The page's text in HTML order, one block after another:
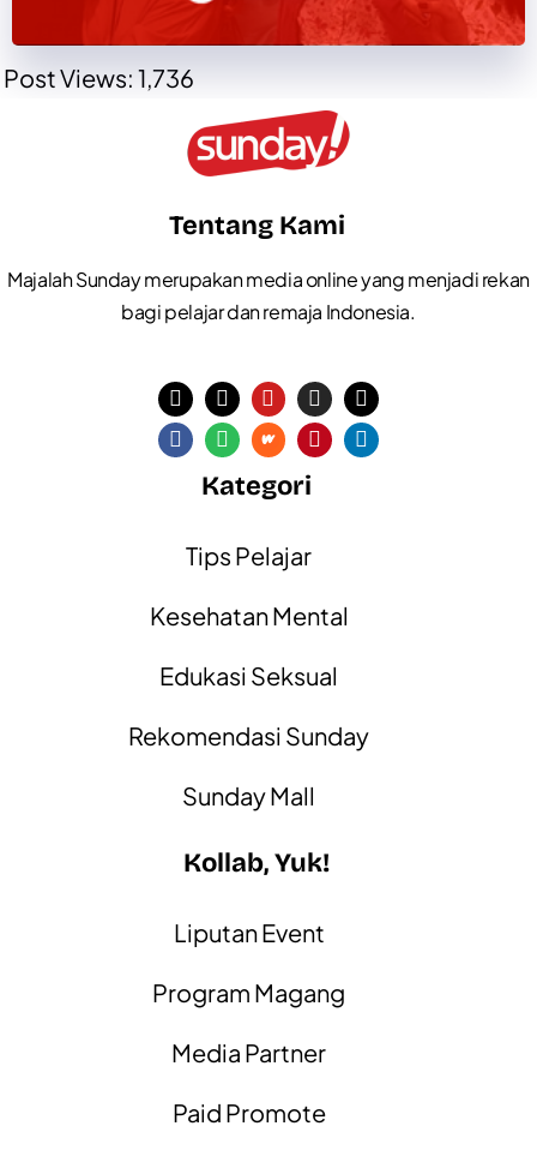
Post Views: 1,736
Tentang Kami
Majalah Sunday merupakan media online yang menjadi rekan
bagi pelajar dan remaja Indonesia.
Kategori
Tips Pelajar
Kesehatan Mental
Edukasi Seksual
Rekomendasi Sunday
Sunday Mall
Kollab, Yuk!
Liputan Event
Program Magang
Media Partner
Paid Promote